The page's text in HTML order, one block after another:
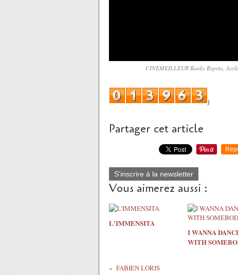
CINEMEILLEUR Banks Repeta,
j
Partager cet article
S'inscrire à la newsletter
Vous aimerez aussi :
L'IMMENSITA
I WANNA
WITH
FABIEN LORIS